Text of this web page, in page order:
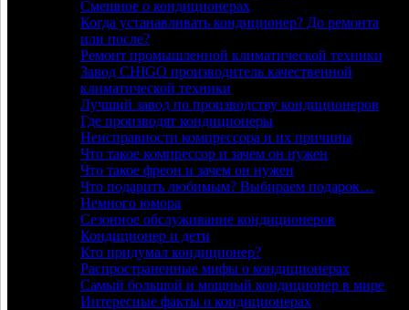
Смешное о кондиционерах
Когда устанавливать кондиционер? До ремонта
или после?
Ремонт промышленной климатической техники
Завод CHIGO производитель качественной
климатической техники
Лучший завод по производству кондиционеров
Где производят кондиционеры
Неисправности компрессора и их причины
Что такое компрессор и зачем он нужен
Что такое фреон и зачем он нужен
Что подарить любимым? Выбираем подарок…
Немного юмора
Сезонное обслуживание кондиционеров
Кондиционер и дети
Кто придумал кондиционер?
Распространенные мифы о кондиционерах
Самый большой и мощный кондиционер в мире
Интересные факты о кондиционерах